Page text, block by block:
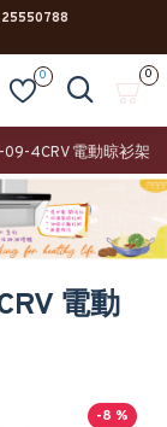
0 0
09-4CRV 電動晾衫架
電動
-8 %